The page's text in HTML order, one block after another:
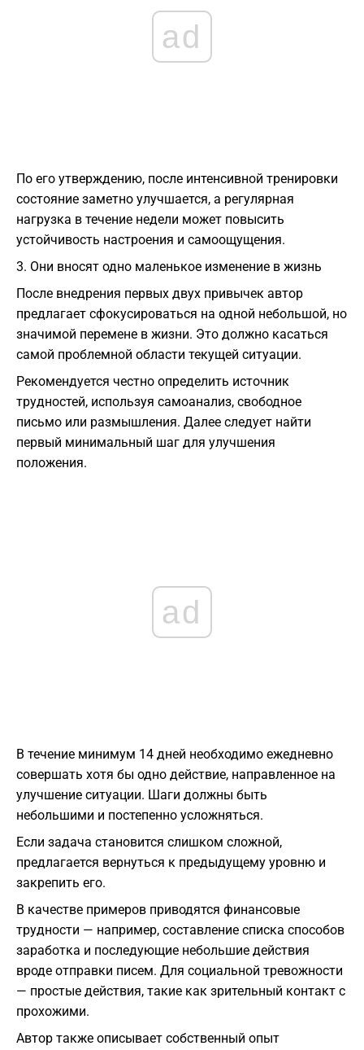
ad
По его утверждению, после интенсивной тренировки
состояние заметно улучшается, а регулярная
нагрузка в течение недели может повысить
устойчивость настроения и самоощущения.
3. Они вносят одно маленькое изменение в жизнь
После внедрения первых двух привычек автор
предлагает сфокусироваться на одной небольшой, но
значимой перемене в жизни. Это должно касаться
самой проблемной области текущей ситуации.
Рекомендуется честно определить источник
трудностей, используя самоанализ, свободное
письмо или размышления. Далее следует найти
первый минимальный шаг для улучшения
положения.
ad
В течение минимум 14 дней необходимо ежедневно
совершать хотя бы одно действие, направленное на
улучшение ситуации. Шаги должны быть
небольшими и постепенно усложняться.
Если задача становится слишком сложной,
предлагается вернуться к предыдущему уровню и
закрепить его.
В качестве примеров приводятся финансовые
трудности — например, составление списка способов
заработка и последующие небольшие действия
вроде отправки писем. Для социальной тревожности
— простые действия, такие как зрительный контакт с
прохожими.
Автор также описывает собственный опыт